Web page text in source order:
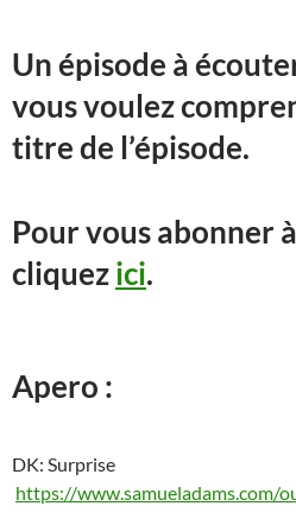
Un épisode à
vous voulez
titre de l’épisode.
Pour vous abonner
cliquezici.
Apero :
DK: Surprise
https://www.samueladams.com/